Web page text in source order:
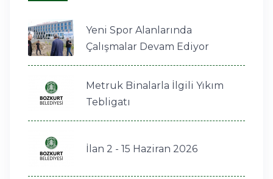
Yeni Spor Alanlarında
Çalışmalar Devam Ediyor
Metruk Binalarla İlgili Yıkım
Tebligatı
İlan 2 - 15 Haziran 2026